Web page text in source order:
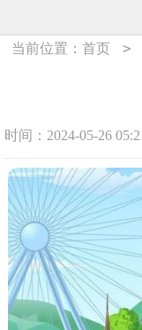
当前位置：首页 >
时间：2024-05-26